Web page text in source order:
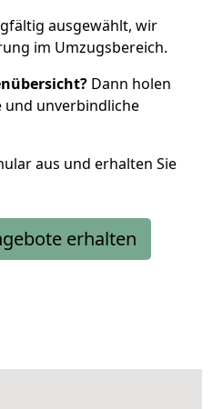
ausgewählt, wir
im Umzugsbereich.
Dann holen
und unverbindliche
aus und erhalten Sie
erhalten